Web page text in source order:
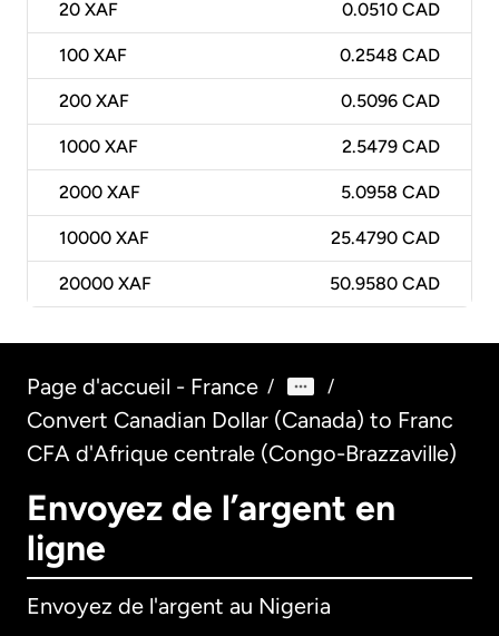
20 XAF 0.0510 CAD
100 XAF 0.2548 CAD
200 XAF 0.5096 CAD
1000 XAF 2.5479 CAD
2000 XAF 5.0958 CAD
10000 XAF 25.4790 CAD
20000 XAF 50.9580 CAD
Page d'accueil - France / /
Convert Canadian Dollar (Canada) to Franc
CFA d'Afrique centrale (Congo-Brazzaville)
Envoyez de l’argent en
ligne
Envoyez de l'argent au Nigeria